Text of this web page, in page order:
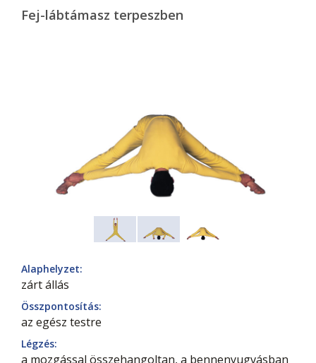
Fej-lábtámasz terpeszben
Alaphelyzet:
zárt állás
Összpontosítás:
az egész testre
Légzés:
a mozgással összehangoltan, a bennenyugvásban